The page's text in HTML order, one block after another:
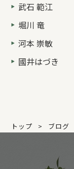
武石 範江
堀川 竜
河本 崇敏
國井はづき
トップ ブログ